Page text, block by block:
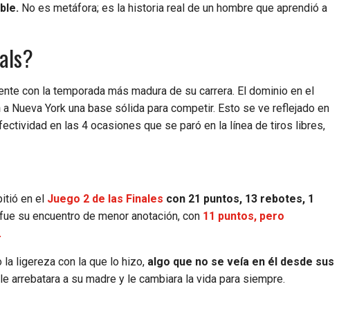
No es metáfora; es la historia real de un hombre que aprendió a
con la temporada más madura de su carrera. El dominio en el
York una base sólida para competir. Esto se ve reflejado en
en las 4 ocasiones que se paró en la línea de tiros libres,
en el Juego 2 de las Finales con 21 puntos, 13 rebotes, 1
su encuentro de menor anotación, con 11 puntos, pero
ligereza con la que lo hizo, algo que no se veía en él desde sus
arrebatara a su madre y le cambiara la vida para siempre.